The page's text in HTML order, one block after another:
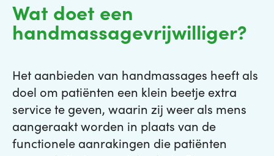
Wat doet een
handmassagevrijwilliger?
Het aanbieden van handmassages heeft als
doel om patiënten een klein beetje extra
service te geven, waarin zij weer als mens
aangeraakt worden in plaats van de
functionele aanrakingen die patiënten